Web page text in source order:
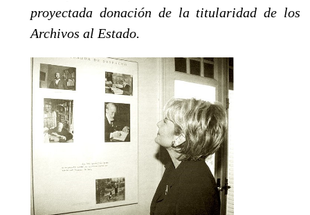
proyectada donación de la titularidad de los
Archivos al Estado.